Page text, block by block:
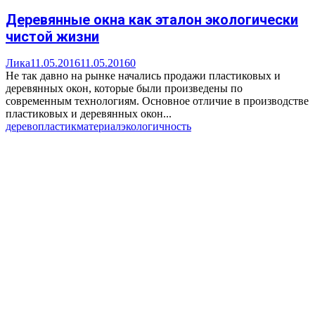
Деревянные окна как эталон экологически
чистой жизни
Лика11.05.201611.05.20160
Не так давно на рынке начались продажи пластиковых и
деревянных окон, которые были произведены по
современным технологиям. Основное отличие в производстве
пластиковых и деревянных окон...
деревопластикматериалэкологичность